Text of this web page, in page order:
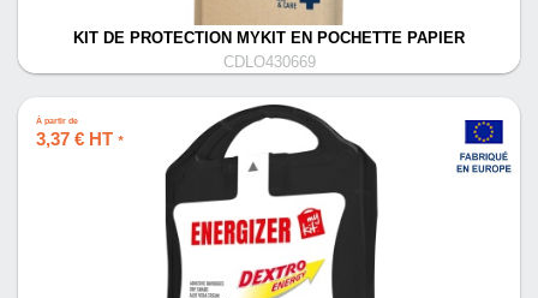
KIT DE PROTECTION MYKIT EN POCHETTE PAPIER
CDLO430669
À partir de
3,37 € HT *